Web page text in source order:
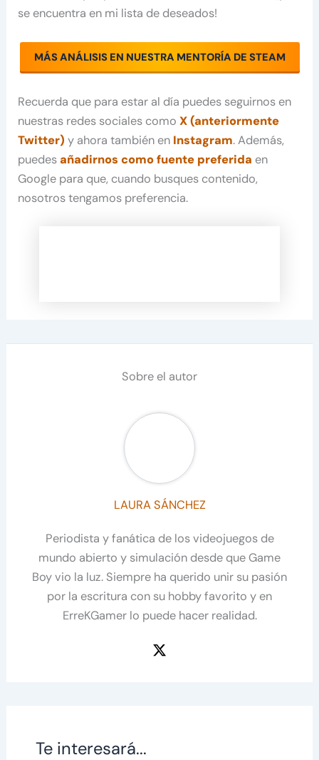
se encuentra en mi lista de deseados!
MÁS ANÁLISIS EN NUESTRA MENTORÍA DE STEAM
Recuerda que para estar al día puedes seguirnos en
nuestras redes sociales comoX (anteriormente
Twitter) y ahora también en Instagram. Además,
puedesañadirnos como fuente preferida en
Google para que, cuando busques contenido,
nosotros tengamos preferencia.
Sobre el autor
LAURA SÁNCHEZ
Periodista y fanática de los videojuegos de
mundo abierto y simulación desde que Game
Boy vio la luz. Siempre ha querido unir su pasión
por la escritura con su hobby favorito y en
ErreKGamer lo puede hacer realidad.
Te interesará...